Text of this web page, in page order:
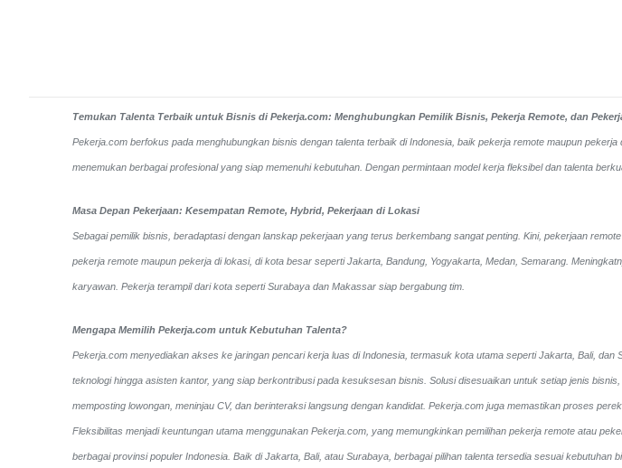
Temukan Talenta Terbaik untuk Bisnis di Pekerja.com: Menghubungkan Pemilik Bisnis, Pekerja Remote, dan
Pekerja.com berfokus pada menghubungkan bisnis dengan talenta terbaik di Indonesia, baik pekerja remote maupun
menemukan berbagai profesional yang siap memenuhi kebutuhan. Dengan permintaan model kerja fleksibel dan talenta
Masa Depan Pekerjaan: Kesempatan Remote, Hybrid, Pekerjaan di Lokasi
Sebagai pemilik bisnis, beradaptasi dengan lanskap pekerjaan yang terus berkembang sangat penting. Kini, pekerjaan
pekerja remote maupun pekerja di lokasi, di kota besar seperti Jakarta, Bandung, Yogyakarta, Medan, Semarang.
karyawan. Pekerja terampil dari kota seperti Surabaya dan Makassar siap bergabung tim.
Mengapa Memilih Pekerja.com untuk Kebutuhan Talenta?
Pekerja.com menyediakan akses ke jaringan pencari kerja luas di Indonesia, termasuk kota utama seperti Jakarta, Bali,
teknologi hingga asisten kantor, yang siap berkontribusi pada kesuksesan bisnis. Solusi disesuaikan untuk setiap jenis
memposting lowongan, meninjau CV, dan berinteraksi langsung dengan kandidat. Pekerja.com juga memastikan proses
Fleksibilitas menjadi keuntungan utama menggunakan Pekerja.com, yang memungkinkan pemilihan pekerja remote atau
berbagai provinsi populer Indonesia. Baik di Jakarta, Bali, atau Surabaya, berbagai pilihan talenta tersedia sesuai